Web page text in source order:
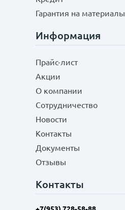
Гарантия на материалы
Информация
Прайс-лист
Акции
О компании
Сотрудничество
Новости
Контакты
Документы
Отзывы
Контакты